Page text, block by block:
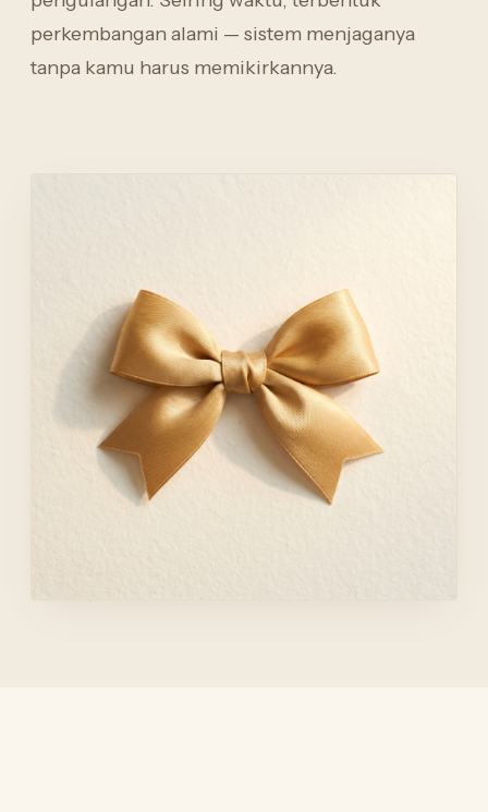
perkembangan alami — sistem menjaganya
tanpa kamu harus memikirkannya.